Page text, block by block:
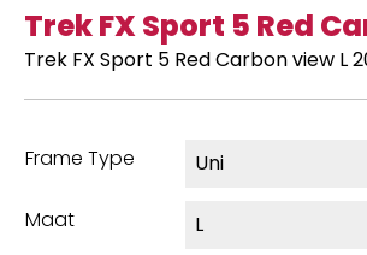
Trek FX Sport 5 Red
Trek FX Sport 5 Red Carbon view L
Frame Type
Maat